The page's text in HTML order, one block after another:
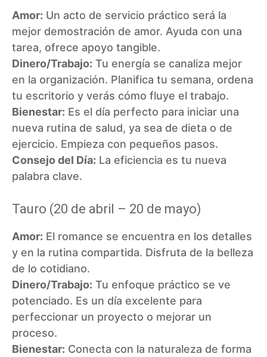
Amor: Un acto de servicio práctico será la
mejor demostración de amor. Ayuda con una
tarea, ofrece apoyo tangible.
Dinero/Trabajo: Tu energía se canaliza mejor
en la organización. Planifica tu semana, ordena
tu escritorio y verás cómo fluye el trabajo.
Bienestar: Es el día perfecto para iniciar una
nueva rutina de salud, ya sea de dieta o de
ejercicio. Empieza con pequeños pasos.
Consejo del Día: La eficiencia es tu nueva
palabra clave.
Tauro (20 de abril – 20 de mayo)
Amor: El romance se encuentra en los detalles
y en la rutina compartida. Disfruta de la belleza
de lo cotidiano.
Dinero/Trabajo: Tu enfoque práctico se ve
potenciado. Es un día excelente para
perfeccionar un proyecto o mejorar un
proceso.
Bienestar: Conecta con la naturaleza de forma